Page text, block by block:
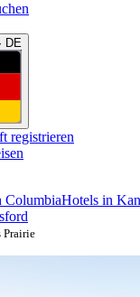
DE
registrieren
ColumbiaHotels in
Prairie